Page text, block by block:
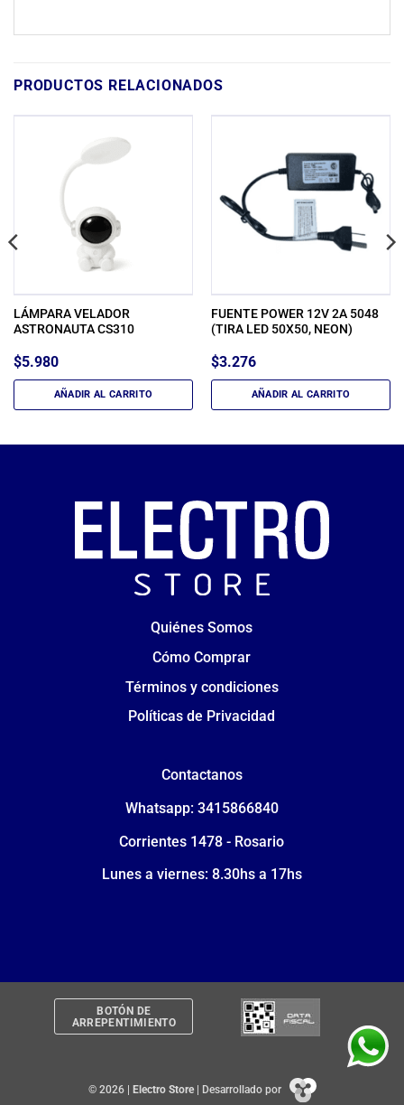
PRODUCTOS RELACIONADOS
LÁMPARA VELADOR
ASTRONAUTA CS310
$5.980
AÑADIR AL CARRITO
FUENTE POWER 12V 2A 5048
(TIRA LED 50X50, NEON)
$3.276
AÑADIR AL CARRITO
Quiénes Somos
Cómo Comprar
Términos y condiciones
Políticas de Privacidad
Contactanos
Whatsapp: 3415866840
Corrientes 1478 - Rosario
Lunes a viernes: 8.30hs a 17hs
BOTÓN DE
ARREPENTIMIENTO
© 2026 | Electro Store| Desarrollado por